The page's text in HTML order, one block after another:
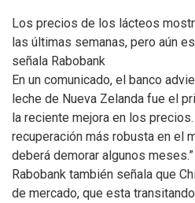
Los precios de los lácteos
las últimas semanas, pero aún
señala Rabobank
En un comunicado, el banco
leche de Nueva Zelanda fue el
la reciente mejora en los precios.
recuperación más robusta en el
deberá demorar algunos meses.”
Rabobank también señala que
de mercado, que esta